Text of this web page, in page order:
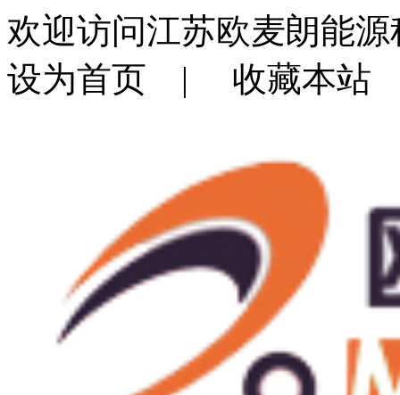
欢迎访问江苏欧麦朗能
设为首页 | 收藏本站